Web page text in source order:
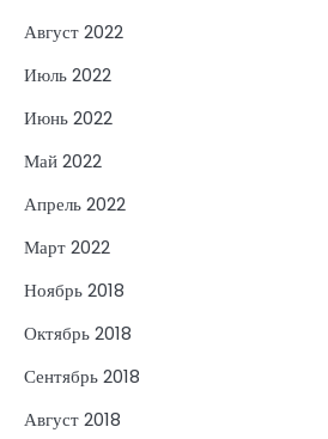
Август 2022
Июль 2022
Июнь 2022
Май 2022
Апрель 2022
Март 2022
Ноябрь 2018
Октябрь 2018
Сентябрь 2018
Август 2018